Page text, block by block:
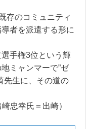
存のコミュニティ
者を派遣する形に
手権3位という輝
ミャンマーで”ゼ
先生に、その道の
忠幸氏＝出崎）